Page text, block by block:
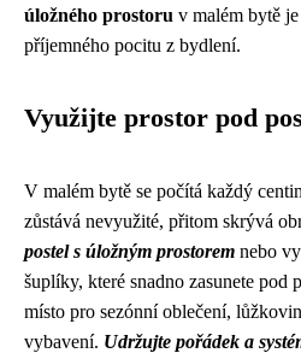
úložného prostoru v malém bytě
příjemného pocitu z bydlení.
Využijte prostor pod
V malém bytě se počítá každý
zůstává nevyužité, přitom skrývá
postel s úložným prostorem nebo
šuplíky, které snadno zasunete pod
místo pro sezónní oblečení,
vybavení. Udržujte pořádek a